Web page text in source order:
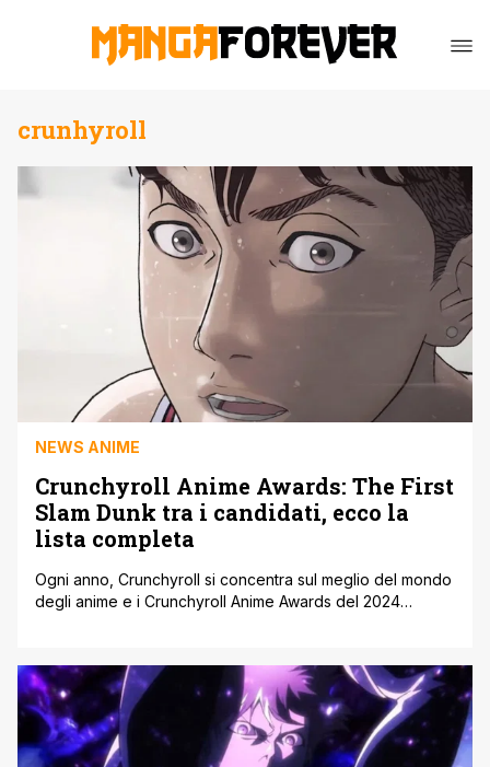
crunhyroll
NEWS ANIME
Crunchyroll Anime Awards: The First
Slam Dunk tra i candidati, ecco la
lista completa
Ogni anno, Crunchyroll si concentra sul meglio del mondo
degli anime e i Crunchyroll Anime Awards del 2024
l'evento ha annunciato la presenza di celebrità come
Megan Thee Stallion, Iman Vellani e LiSA. Per dare ai fan
l'opportunità [']